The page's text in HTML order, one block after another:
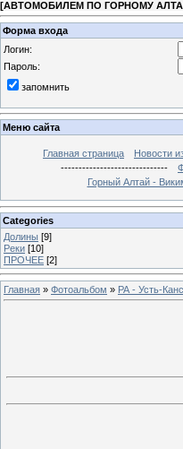
[АВТОМОБИЛЕМ ПО ГОРНОМУ
Форма входа
Логин:
Пароль:
запомнить
Меню сайта
Главная страница Новости
------------------------------
Горный Алтай -
Categories
Долины [9]
Реки [10]
ПРОЧЕЕ [2]
Главная » Фотоальбом » РА - Усть-